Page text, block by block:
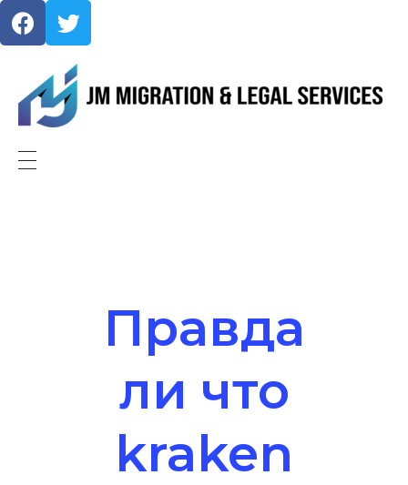
Правда
ли что
kraken